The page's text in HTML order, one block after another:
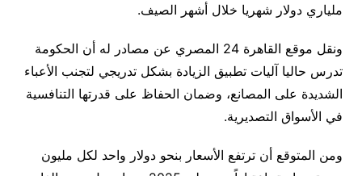
ملياري دولار شهريا خلال أشهر الصيف.
ونقل موقع القاهرة 24 المصري عن مصادر له أن الحكومة
تدرس حاليا آليات تطبيق الزيادة بشكل تدريجي لتجنب الأعباء
الشديدة على المصانع، وضمان الحفاظ على قدرتها التنافسية
في الأسواق التصديرية.
ومن المتوقع أن ترتفع الأسعار بنحو دولار واحد لكل مليون